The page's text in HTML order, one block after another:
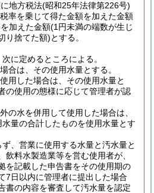
地方税法(昭和25年法律第226号)
率を乗じて得た金額を加えた金額
を加えた金額(1円未満の端数が生じ
り捨てた額)とする。
に定めるところによる。
合は、その使用水量とする。
用した場合は、その使用水量と
の使用の態様に応じて管理者が認
の水を併用して使用した場合は、
水量の合計したものを使用水量とす
、営業に使用する水量と汚水量と
飲料水製造業等を営む使用者が、
を記載した申告書をその使用期の
7日以内に管理者に提出した場合
書の内容を審査して汚水量を認定